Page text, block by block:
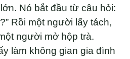
Nó bắt đầu từ câu hỏi:
Rồi một người lấy tách,
người mở hộp trà.
làm không gian gia đình